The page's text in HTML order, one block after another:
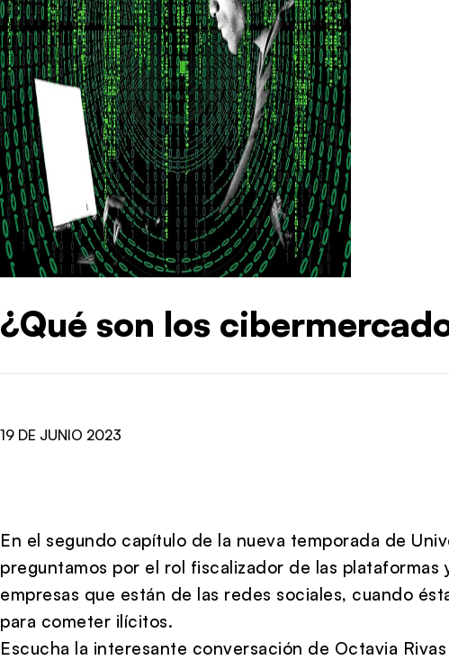
¿Qué son los
19 DE JUNIO 2023
En el segundo capítulo de la nueva temporada de
preguntamos por el rol fiscalizador de las plataformas
empresas que están de las redes sociales, cuando
para cometer ilícitos.
Escucha la interesante conversación de Octavia